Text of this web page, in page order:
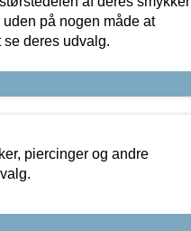
på nogen måde at
se deres udvalg.
piercinger og andre